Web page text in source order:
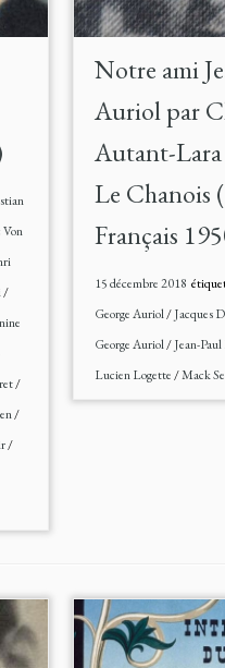
Von
/
/
/
/
Notre ami
Auriol par
Autant-Lara
Le Chanois
Français
15 décembre 2018
George Auriol/Jacques
George Auriol/Jean-
Lucien Logette/Mack